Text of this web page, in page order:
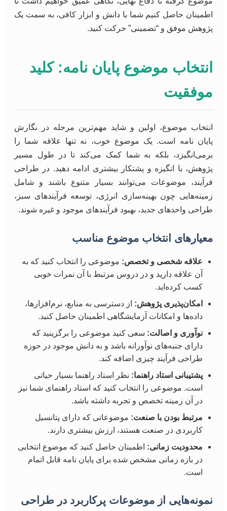
اطمینان حاصل کنیم شما با دانش و ابزار کافی، به سمت یک
پژوهش موفق و “تضمینی” حرکت کنید.
انتخاب موضوع پایان نامه: کلید
موفقیت
انتخاب موضوع، اولین و شاید مهم‌ترین مرحله در نگارش
پایان نامه است. یک موضوع خوب، نه تنها علاقه شما را
برمی‌انگیزد، بلکه به شما کمک می‌کند تا در طول مسیر
پژوهش، با انگیزه و پشتکار بیشتری ادامه دهید. در طراحی
فرآیند، موضوعات می‌توانند بسیار متنوع باشند و شامل
زمینه‌هایی چون بهینه‌سازی انرژی، توسعه فرآیندهای سبز،
طراحی واحدهای جدید، بهبود فرآیندهای موجود و غیره شوند.
معیارهای انتخاب موضوع مناسب
علاقه شخصی و تخصص: موضوعی را انتخاب کنید که به
آن علاقه دارید و در دروس مرتبط با آن نمرات خوبی
کسب کرده‌اید.
امکان‌پذیری پژوهش: از دسترسی به منابع، نرم‌افزارها،
داده‌ها و امکانات آزمایشگاهی اطمینان حاصل کنید.
نوآوری و اصالت: سعی کنید موضوعی را برگزینید که
دارای جنبه‌های نوآورانه باشد و به دانش موجود در حوزه
طراحی فرآیند چیزی اضافه کند.
پشتیبانی استاد راهنما: نظر استاد راهنما بسیار حیاتی
است. موضوعی را انتخاب کنید که استاد راهنمای شما نیز
در آن زمینه تخصص و تجربه داشته باشد.
مرتبط بودن با صنعت: موضوعاتی که دارای پتانسیل
کاربردی در صنعت هستند، ارزش بیشتری دارند.
محدودیت زمانی: اطمینان حاصل کنید که موضوع انتخابی
در بازه زمانی مشخص شده برای پایان نامه قابل اتمام
است.
نمونه‌هایی از موضوعات پرکاربرد در طراحی